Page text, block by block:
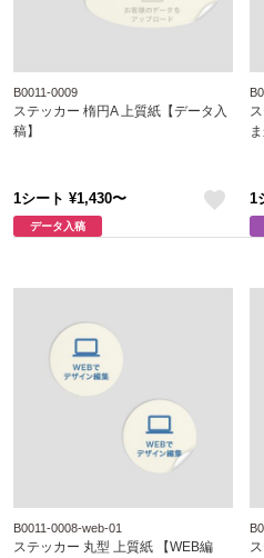
B0011-0009
ステッカー 楕円A 上質紙【データ入
稿】
1シート ¥1,430〜
データ入稿
1
B0011-0008-web-01
ステッカー 丸型 上質紙 【WEB編